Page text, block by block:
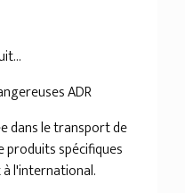
ADR
dans le transport de
spécifiques
à l'international.